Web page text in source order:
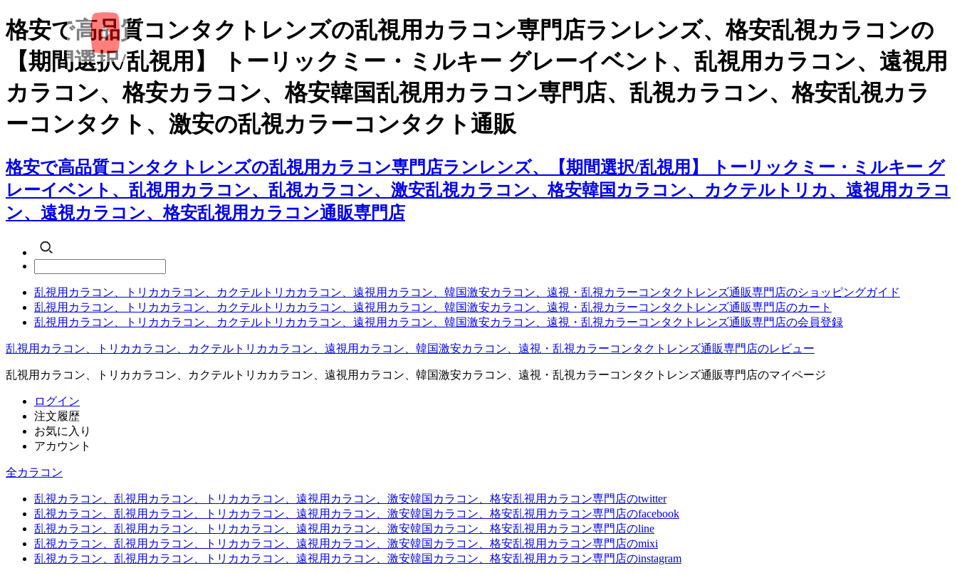
格安で高品質コンタクトレンズの乱視用カラコン専門店ランレンズ、格安乱視カラコンの
【期間選択/乱視用】 トーリックミー・ミルキー グレーイベント、乱視用カラコン、遠視用
カラコン、格安カラコン、格安韓国乱視用カラコン専門店、乱視カラコン、格安乱視カラ
ーコンタクト、激安の乱視カラーコンタクト通販
格安で高品質コンタクトレンズの乱視用カラコン専門店ランレンズ、【期間選択/乱視用】 トーリックミー・ミルキー グ
レーイベント、乱視用カラコン、乱視カラコン、激安乱視カラコン、格安韓国カラコン、カクテルトリカ、遠視用カラコ
ン、遠視カラコン、格安乱視用カラコン通販専門店
乱視用カラコン、トリカカラコン、カクテルトリカカラコン、遠視用カラコン、韓国激安カラコン、遠視・乱視カラーコンタクトレンズ通販専門店のショッピングガイド
乱視用カラコン、トリカカラコン、カクテルトリカカラコン、遠視用カラコン、韓国激安カラコン、遠視・乱視カラーコンタクトレンズ通販専門店のカート
乱視用カラコン、トリカカラコン、カクテルトリカカラコン、遠視用カラコン、韓国激安カラコン、遠視・乱視カラーコンタクトレンズ通販専門店の会員登録
乱視用カラコン、トリカカラコン、カクテルトリカカラコン、遠視用カラコン、韓国激安カラコン、遠視・乱視カラーコンタクトレンズ通販専門店のレビュー
乱視用カラコン、トリカカラコン、カクテルトリカカラコン、遠視用カラコン、韓国激安カラコン、遠視・乱視カラーコンタクトレンズ通販専門店のマイページ
ログイン
注文履歴
お気に入り
アカウント
全カラコン
乱視カラコン、乱視用カラコン、トリカカラコン、遠視用カラコン、激安韓国カラコン、格安乱視用カラコン専門店のtwitter
乱視カラコン、乱視用カラコン、トリカカラコン、遠視用カラコン、激安韓国カラコン、格安乱視用カラコン専門店のfacebook
乱視カラコン、乱視用カラコン、トリカカラコン、遠視用カラコン、激安韓国カラコン、格安乱視用カラコン専門店のline
乱視カラコン、乱視用カラコン、トリカカラコン、遠視用カラコン、激安韓国カラコン、格安乱視用カラコン専門店のmixi
乱視カラコン、乱視用カラコン、トリカカラコン、遠視用カラコン、激安韓国カラコン、格安乱視用カラコン専門店のinstagram